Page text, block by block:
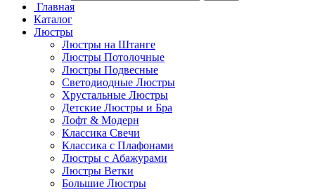
Главная
Каталог
Люстры
Люстры на Штанге
Люстры Потолочные
Люстры Подвесные
Светодиодные Люстры
Хрустальные Люстры
Детские Люстры и Бра
Лофт & Модерн
Классика Свечи
Классика с Плафонами
Люстры с Абажурами
Люстры Ветки
Большие Люстры